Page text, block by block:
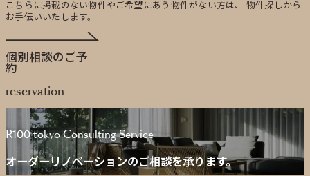
こちらに掲載のない物件やご希望にあう物件がない方は、 物件探しから
お手伝いいたします。
個別相談のご予
約
reservation
R100 tokyo Consulting Service
オーダーリノベーションのご相談を承ります。